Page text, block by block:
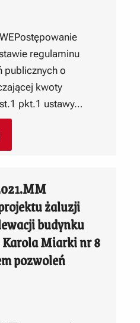
regulaminu
publicznych o
kwoty
pkt.1 ustawy…
żaluzji
budynku
Karola Miarki nr 8
pozwoleń